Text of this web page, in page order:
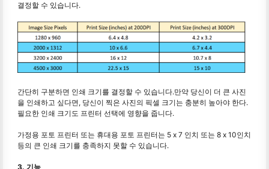
결정할 수 있습니다.
간단히 구분하면 인쇄 크기를 결정할 수 있습니다.만약 당신이 더 큰 사진
을 인쇄하고 싶다면, 당신이 찍은 사진의 픽셀 크기는 충분히 높아야 한다.
필요한 인쇄 크기도 프린터 선택에 영향을 줍니다.
가정용 포토 프린터 또는 휴대용 포토 프린터는 5 x 7 인치 또는 8 x 10인치
등의 큰 인쇄 크기를 충족하지 못할 수 있습니다.
3. 기능